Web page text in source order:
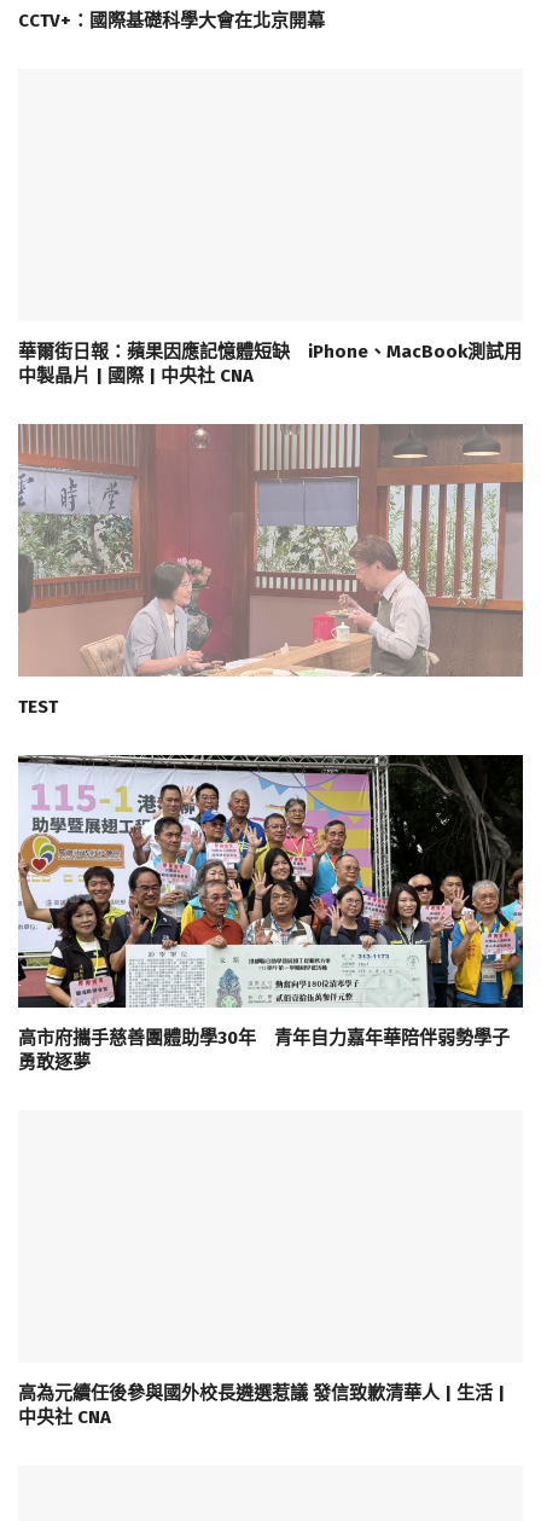
CCTV+：國際基礎科學大會在北京開幕
華爾街日報：蘋果因應記憶體短缺 iPhone、MacBook測試用
中製晶片 | 國際 | 中央社 CNA
TEST
高市府攜手慈善團體助學30年 青年自力嘉年華陪伴弱勢學子
勇敢逐夢
高為元續任後參與國外校長遴選惹議 發信致歉清華人 | 生活 |
中央社 CNA